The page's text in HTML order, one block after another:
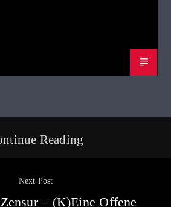
Reading
Next Post
– (K)Eine Offene